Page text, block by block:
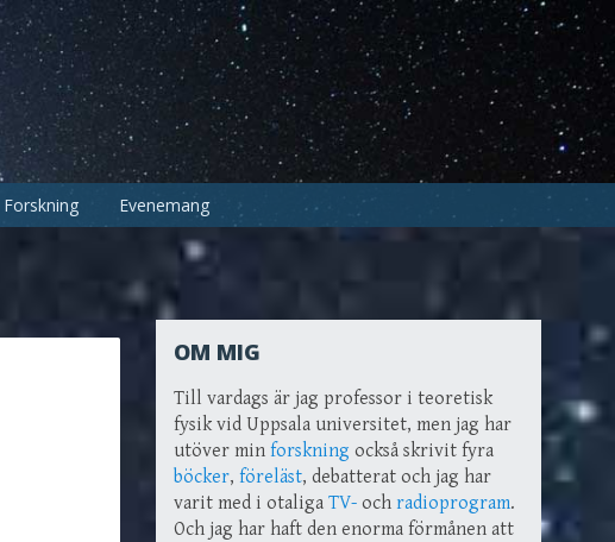
Forskning Evenemang
OM MIG
Till vardags är jag professor i teoretisk
fysik vid Uppsala universitet, men jag har
utöver min forskning också skrivit fyra
böcker, föreläst, debatterat och jag har
varit med i otaliga TV- och radioprogram.
Och jag har haft den enorma förmånen att